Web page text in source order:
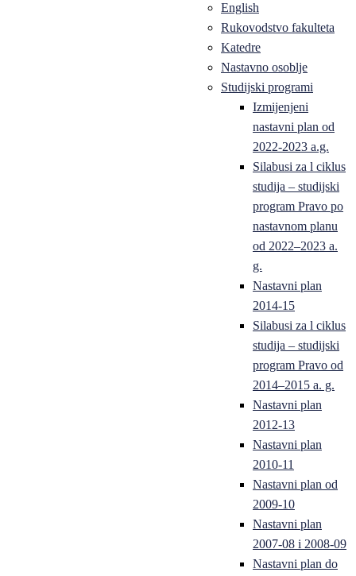
English
Rukovodstvo fakulteta
Katedre
Nastavno osoblje
Studijski programi
Izmijenjeni
nastavni plan od
2022-2023 a.g.
Silabusi za l ciklus
studija – studijski
program Pravo po
nastavnom planu
od 2022–2023 a.
g.
Nastavni plan
2014-15
Silabusi za l ciklus
studija – studijski
program Pravo od
2014–2015 a. g.
Nastavni plan
2012-13
Nastavni plan
2010-11
Nastavni plan od
2009-10
Nastavni plan
2007-08 i 2008-09
Nastavni plan do